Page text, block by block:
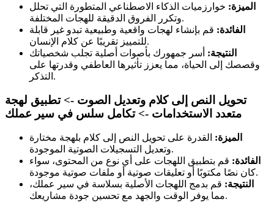
الميزة: خوارزميات الذكاء الاصطناعي المتطورة التي تحلل
وتكرر الفروق الدقيقة للهجات المختلفة.
الفائدة: قم بإنشاء لهجات واقعية وطبيعية تبدو غير قابلة
للتمييز تقريبًا عن كلام الإنسان.
النتيجة: أسر جمهورك بأصوات أصلية تجلب شخصياتك
وقصصك إلى الحياة، مما يعزز تأثيرها العاطفي وقدرتها على
التذكر.
تحويل النص إلى كلام وتعديل الصوت -> تطبيق لهجة
متعدد الاستخدامات -> تكامل سلس في سير عملك
الميزة: القدرة على تحويل النص إلى كلام بلهجة مختارة
وتعديل التسجيلات الصوتية الموجودة.
الفائدة: قم بتطبيق اللهجات على أي نوع من المحتوى، سواء
كان نصًا مكتوبًا أو تعليقات صوتية أو ملفات صوتية موجودة.
النتيجة: قم بدمج اللهجات الأصلية بسلاسة في سير عملك،
مما يوفر الوقت والجهد مع تحسين جودة مشاريعك.